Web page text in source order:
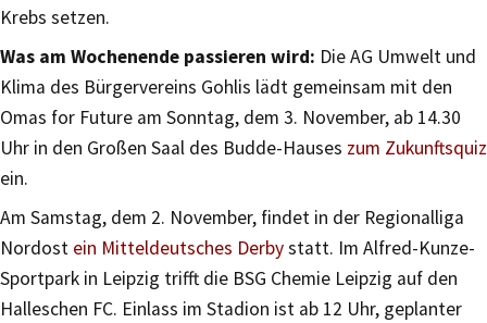
Krebs setzen.
Was am Wochenende passieren wird: Die AG Umwelt und
Klima des Bürgervereins Gohlis lädt gemeinsam mit den
Omas for Future am Sonntag, dem 3. November, ab 14.30
Uhr in den Großen Saal des Budde-Hauses zum Zukunftsquiz
ein.
Am Samstag, dem 2. November, findet in der Regionalliga
Nordost ein Mitteldeutsches Derbystatt. Im Alfred-Kunze-
Sportpark in Leipzig trifft die BSG Chemie Leipzig auf den
Halleschen FC. Einlass im Stadion ist ab 12 Uhr, geplanter